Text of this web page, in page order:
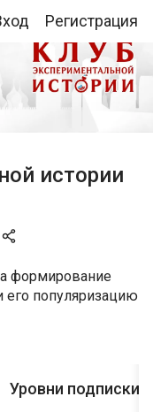
Регистрация
истории
формирование
его популяризацию
Уровни подписки